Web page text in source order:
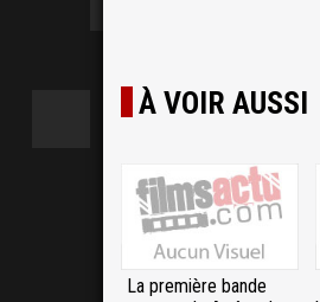
À VOIR AUSSI
La première bande